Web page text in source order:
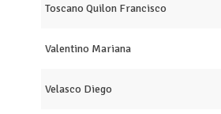
Toscano Quilon Francisco
Valentino Mariana
Velasco Diego